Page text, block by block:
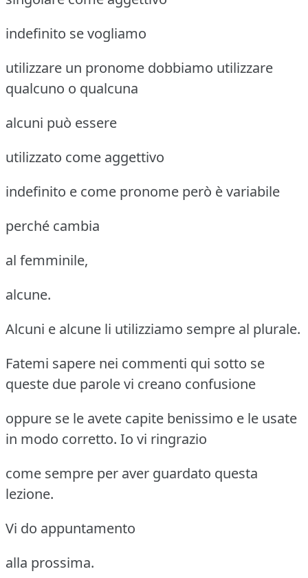
indefinito se vogliamo
utilizzare un pronome dobbiamo utilizzare
qualcuno o qualcuna
alcuni può essere
utilizzato come aggettivo
indefinito e come pronome però è variabile
perché cambia
al femminile,
alcune.
Alcuni e alcune li utilizziamo sempre al plurale.
Fatemi sapere nei commenti qui sotto se
queste due parole vi creano confusione
oppure se le avete capite benissimo e le usate
in modo corretto. Io vi ringrazio
come sempre per aver guardato questa
lezione.
Vi do appuntamento
alla prossima.